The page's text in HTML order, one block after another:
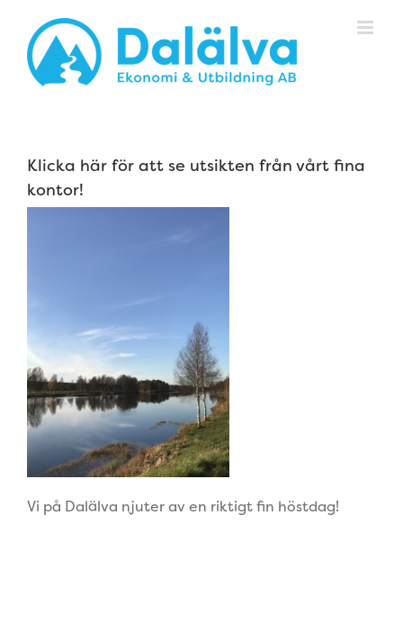
innehållet
Klicka här för att se utsikten från vårt fina
kontor!
Vi på Dalälva njuter av en riktigt fin höstdag!